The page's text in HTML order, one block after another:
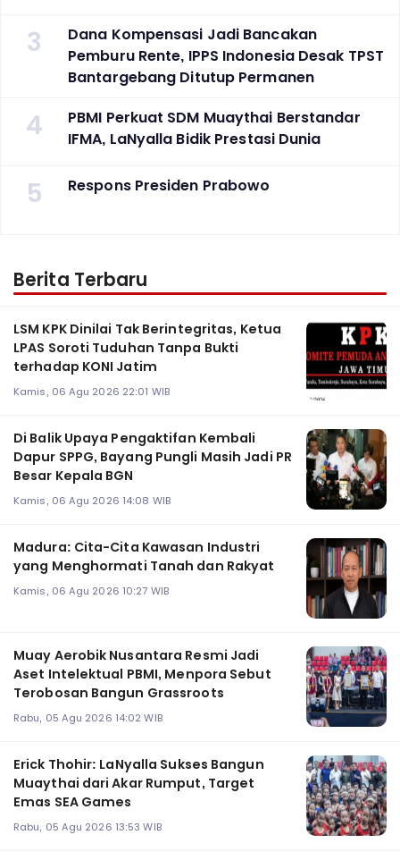
3
Dana Kompensasi Jadi Bancakan
Pemburu Rente, IPPS Indonesia Desak TPST
Bantargebang Ditutup Permanen
4
PBMI Perkuat SDM Muaythai Berstandar
IFMA, LaNyalla Bidik Prestasi Dunia
5 Respons Presiden Prabowo
Berita Terbaru
LSM KPK Dinilai Tak Berintegritas, Ketua
LPAS Soroti Tuduhan Tanpa Bukti
terhadap KONI Jatim
Kamis, 06 Agu 2026 22:01 WIB
Di Balik Upaya Pengaktifan Kembali
Dapur SPPG, Bayang Pungli Masih Jadi PR
Besar Kepala BGN
Kamis, 06 Agu 2026 14:08 WIB
Madura: Cita-Cita Kawasan Industri
yang Menghormati Tanah dan Rakyat
Kamis, 06 Agu 2026 10:27 WIB
Muay Aerobik Nusantara Resmi Jadi
Aset Intelektual PBMI, Menpora Sebut
Terobosan Bangun Grassroots
Rabu, 05 Agu 2026 14:02 WIB
Erick Thohir: LaNyalla Sukses Bangun
Muaythai dari Akar Rumput, Target
Emas SEA Games
Rabu, 05 Agu 2026 13:53 WIB